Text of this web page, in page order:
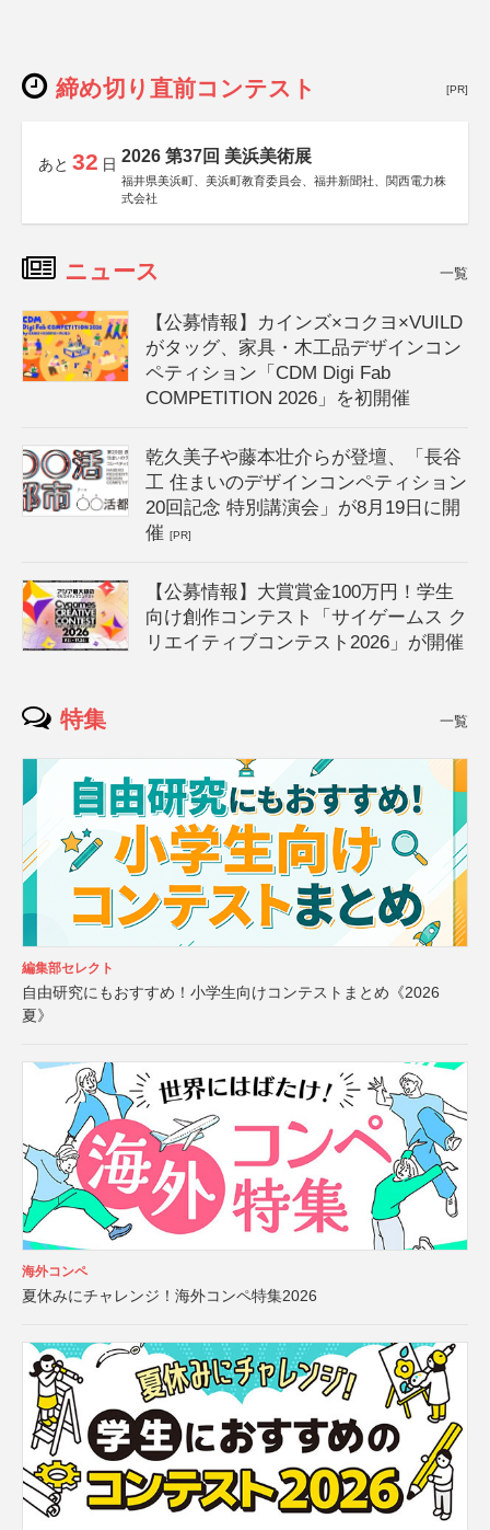
締め切り直前コンテスト [PR]
あと 32 日 2026 第37回 美浜美術展
福井県美浜町、美浜町教育委員会、福井新聞社、関西電力株
式会社
ニュース 一覧
【公募情報】カインズ×コクヨ×VUILD
がタッグ、家具・木工品デザインコン
ペティション「CDM Digi Fab
COMPETITION 2026」を初開催
乾久美子や藤本壮介らが登壇、「長谷
工 住まいのデザインコンペティション
20回記念 特別講演会」が8月19日に開
催[PR]
【公募情報】大賞賞金100万円！学生
向け創作コンテスト「サイゲームス ク
リエイティブコンテスト2026」が開催
特集 一覧
編集部セレクト
自由研究にもおすすめ！小学生向けコンテストまとめ《2026
夏》
海外コンペ
夏休みにチャレンジ！海外コンペ特集2026